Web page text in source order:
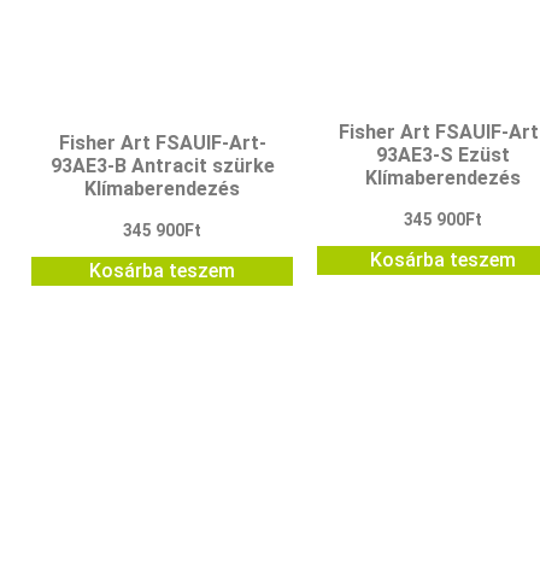
Fisher Art FSAUIF-Art-
93AE3-B Antracit szürke
Klímaberendezés
345 900Ft
Kosárba teszem
Fisher Art FSAUIF-
93AE3-S Ezüst
Klímaberendezés
345 900Ft
Kosárba teszem